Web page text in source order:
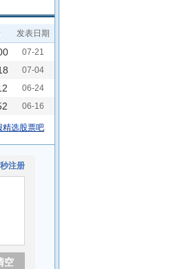
发表日期
07-21
07-04
06-24
06-16
精选股票吧